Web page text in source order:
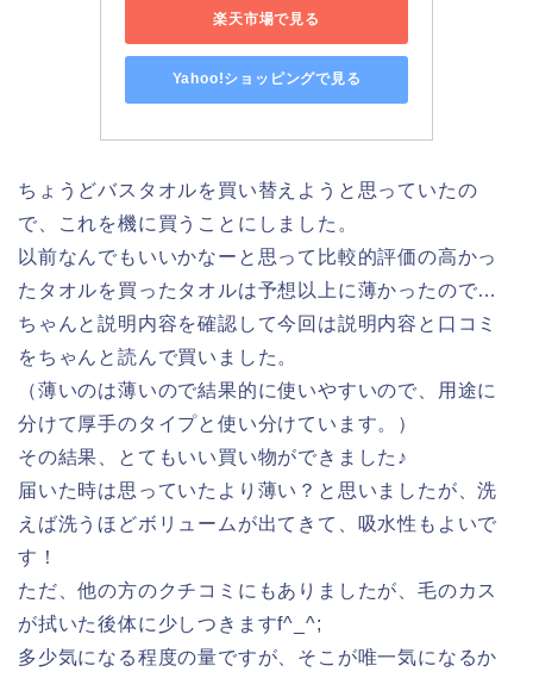
楽天市場で見る
Yahoo!ショッピングで見る
ちょうどバスタオルを買い替えようと思っていたの
で、これを機に買うことにしました。
以前なんでもいいかなーと思って比較的評価の高かっ
たタオルを買ったタオルは予想以上に薄かったので…
ちゃんと説明内容を確認して今回は説明内容と口コミ
をちゃんと読んで買いました。
（薄いのは薄いので結果的に使いやすいので、用途に
分けて厚手のタイプと使い分けています。）
その結果、とてもいい買い物ができました♪
届いた時は思っていたより薄い？と思いましたが、洗
えば洗うほどボリュームが出てきて、吸水性もよいで
す！
ただ、他の方のクチコミにもありましたが、毛のカス
が拭いた後体に少しつきますf^_^;
多少気になる程度の量ですが、そこが唯一気になるか